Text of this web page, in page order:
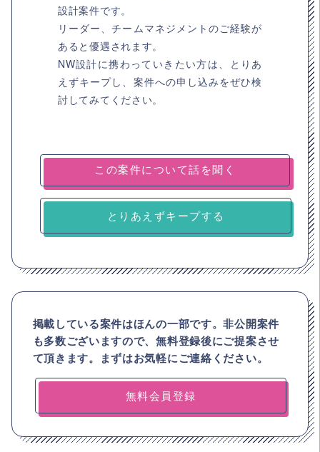
設計案件です。
リーダー、チームマネジメントのご経験が
あると優遇されます。
NW設計に携わっていきたい方は、とりあ
えずキープし、案件への申し込みをぜひ検
討してみてください。
とりあえずキープする
掲載している案件はほんの一部です。非公開案件
も多数ございますので、無料登録後にご提案させ
て頂きます。まずはお気軽にご連絡ください。
無料会員登録